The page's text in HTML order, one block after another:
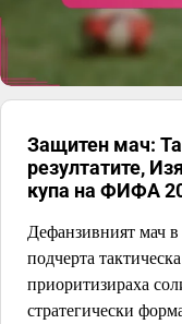
Защитен мач:
резултатите,
купа на ФИФА
Дефанзивният мач
подчерта
приоритизираха
стратегически